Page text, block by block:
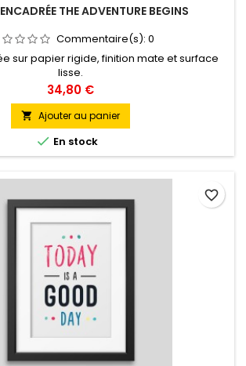
THE ADVENTURE BEGINS
Commentaire(s): 0
sur papier rigide, finition mate et surface
lisse.
Prix
34,80 €
 Ajouter au panier
 En stock
favorite_border